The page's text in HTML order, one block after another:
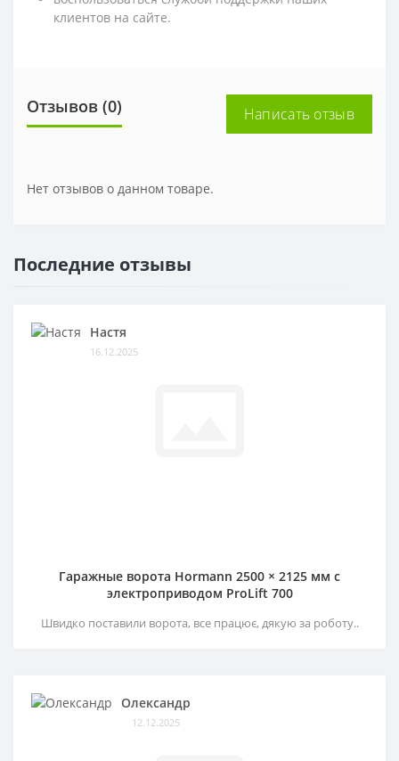
клиентов на сайте.
Отзывов (0) Написать отзыв
Нет отзывов о данном товаре.
Последние отзывы
Настя
16.12.2025
Гаражные ворота Hormann 2500 × 2125 мм c
электроприводом ProLift 700
Швидко поставили ворота, все працює, дякую за роботу..
Олександр
12.12.2025